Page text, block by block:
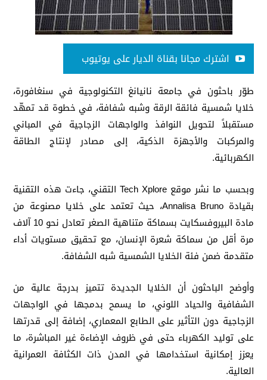
اشترك مجانا بقناة الديار على يوتيوب
طوّر باحثون في جامعة نانيانغ التكنولوجية في سنغافورة،
خلايا شمسية فائقة الرقة وشبه شفافة، في خطوة قد تمهّد
مستقبلاً لتحويل النوافذ والواجهات الزجاجية في المباني
والمركبات والأجهزة الذكية، إلى مصادر لإنتاج الطاقة
الكهربائية.
وبحسب ما نشر موقع Tech Xplore التقني، جاءت هذه التقنية
بقيادة Annalisa Bruno، حيث تعتمد على خلايا مصنوعة من
مادة البيروفسكايت بسماكة متناهية الصغر تعادل نحو 10 آلاف
مرة أقل من سماكة شعرة الإنسان، مع تحقيق مستويات أداء
متقدمة ضمن فئة الخلايا الشمسية شبه الشفافة.
وأوضح الباحثون أن الخلايا الجديدة تتميز بدرجة عالية من
الشفافية والحياد اللوني، ما يسمح بدمجها في الواجهات
الزجاجية دون التأثير على الطابع المعماري، إضافة إلى قدرتها
على توليد الكهرباء حتى في ظروف الإضاءة غير المباشرة، ما
يعزز إمكانية استخدامها في المدن ذات الكثافة العمرانية
العالية.